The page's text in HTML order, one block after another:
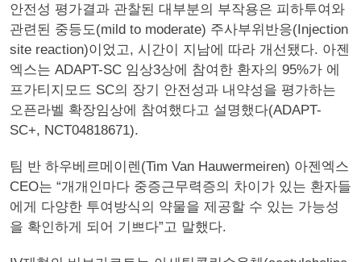
안전성 평가결과 관찰된 대부분의 부작용은 피하투여와
관련된 중등도(mild to moderate) 주사부위반응(Injection
site reaction)이었고, 시간이 지남에 따라 개선됐다. 아젠
엑스는 ADAPT-SC 임상3상에 참여한 환자의 95%가 에
프가티지모드 SC의 장기 안전성과 내약성을 평가하는
오픈라벨 확장임상에 참여했다고 설명했다(ADAPT-
SC+, NCT04818671).
팀 반 하우베르메이렌(Tim Van Hauwermeiren) 아젠엑스
CEO는 “개개인마다 중증근무력증의 차이가 있는 환자들
에게 다양한 투여방식의 약물을 제공할 수 있는 가능성
을 확인하게 되어 기쁘다”고 말했다.